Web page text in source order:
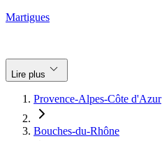
Martigues
Lire plus keyboard_arrow_down
Provence-Alpes-Côte d'Azur
Bouches-du-Rhône